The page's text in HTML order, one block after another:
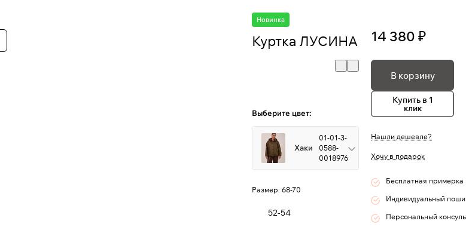
Новинка
Куртка ЛУСИНА
Выберите цвет:
Хаки
01-01-3-
0588-
0018976
Размер: 68-70
52-54
14 380 ₽
В корзину
Купить в 1
клик
Нашли дешевле?
Хочу в подарок
Бесплатная примерка
Индивидуальный
Персональный